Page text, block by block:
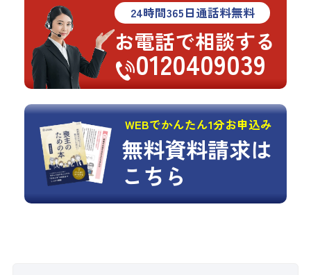
24時間365日通話料無料
お電話で相談する
0120409039
WEBでかんたん1分お申込み
無料資料請求は
こちら